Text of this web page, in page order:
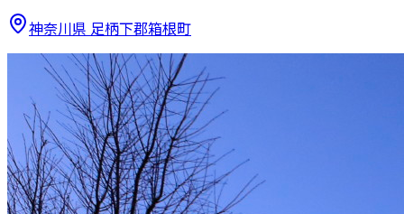
神奈川県 足柄下郡箱根町